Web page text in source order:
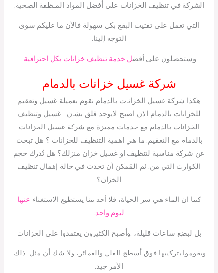
الشركة في تنظيف الخزانات على أفضل المواد المنظفة الصحية.
التي تعمل على تفتيت البقع بكل سهولة فالأن ما عليكم سوى
التوجه إلينا.
وستحصلون على أفضل خدمة تنظيف خزانات بكل احترافية.
شركة غسيل خزانات بالدمام
هكذا شركة غسيل الخزانات بالدمام نقوم بعميلة غسيل وتعقيم
للخزانات بالدمام الان اصبح لايوجد قلق بشان . غسيل وتنظيف
الخزانات بالدمام مع خدمات مميزة مع شركة غسيل الخزانات
بالدمام مع التعقيم. ما هي اهمية التنظيف للخزانات ؟ هل تبحث
عن شركة مناسبة لتنظيف او غسيل خزان منزلك؟ هل تُدرك حجم
الكوارث التي من. ثم المُمكن أن تحدث في حالة إهمال تنظيف
الخزان؟
كما ان الماء هي سر الحياة، فلا أحد منا يستطيع الاستغناء عنها
ليوم واحد.
بل لبضع ساعات قليلة، .وأصبح الكثيرون يعتمدوا على الخزانات
ويقوموا بتركيبها فوق أسطح الفلل والعمائر، ولا شك أن مثل. ذلك.
الأمر جيد.